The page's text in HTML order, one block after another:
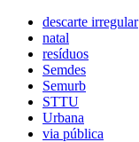
descarte irregular
natal
resíduos
Semdes
Semurb
STTU
Urbana
via pública